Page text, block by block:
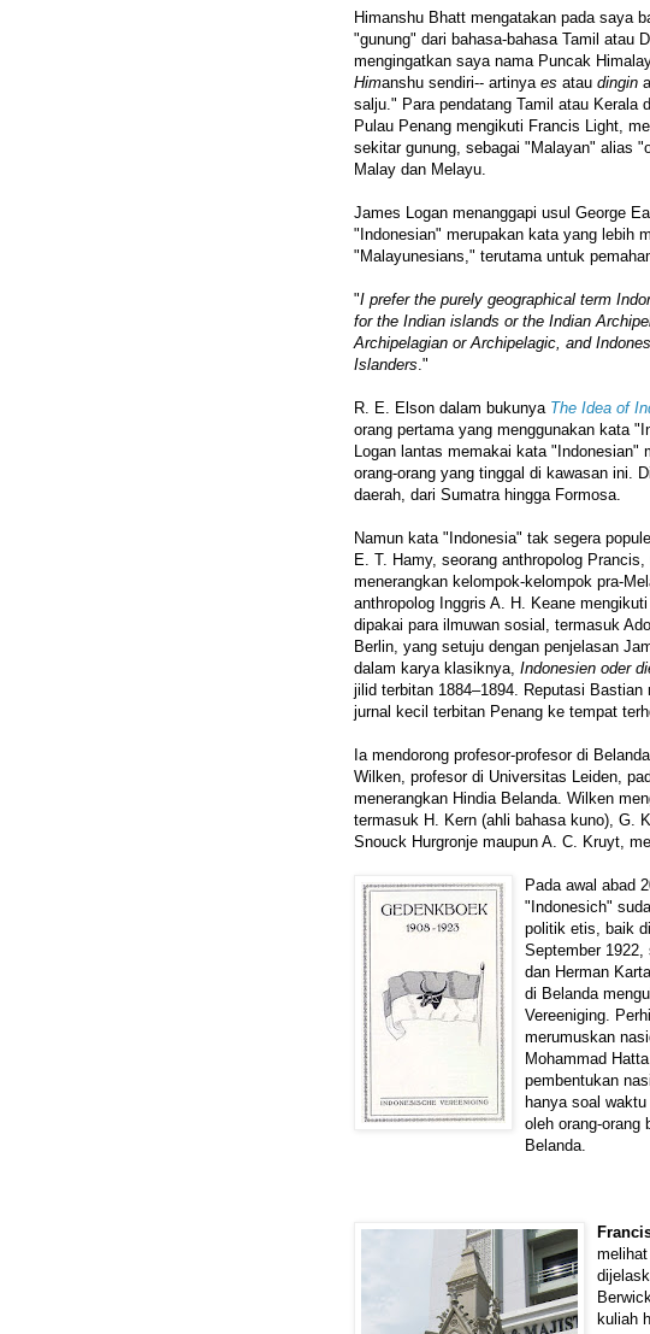
Himanshu Bhatt mengatakan pada saya
"gunung" dari bahasa-bahasa Tamil atau
mengingatkan saya nama Puncak
Himanshu sendiri-- artinya es atau dingin
salju." Para pendatang Tamil atau
Pulau Penang mengikuti Francis Light,
sekitar gunung, sebagai "Malayan" alias
Malay dan Melayu.
James Logan menanggapi usul George
"Indonesian" merupakan kata yang lebih
"Malayunesians," terutama untuk
"I prefer the purely geographical term
for the Indian islands or the Indian
Archipelagian or Archipelagic, and
Islanders."
R. E. Elson dalam bukunya The Idea of
orang pertama yang menggunakan kata
Logan lantas memakai kata "Indonesian"
orang-orang yang tinggal di kawasan ini.
daerah, dari Sumatra hingga Formosa.
Namun kata "Indonesia" tak segera
E. T. Hamy, seorang anthropolog
menerangkan kelompok-kelompok pra-
anthropolog Inggris A. H. Keane
dipakai para ilmuwan sosial, termasuk
Berlin, yang setuju dengan penjelasan
dalam karya klasiknya, Indonesien oder
jilid terbitan 1884–1894. Reputasi
jurnal kecil terbitan Penang ke tempat
Ia mendorong profesor-profesor di
Wilken, profesor di Universitas Leiden,
menerangkan Hindia Belanda. Wilken
termasuk H. Kern (ahli bahasa kuno), G.
Snouck Hurgronje maupun A. C. Kruyt,
Pada awal abad
"Indonesich"
politik etis, baik
September 1922,
dan Herman
di Belanda
Vereeniging.
merumuskan
Mohammad
pembentukan
hanya soal
oleh orang-orang
Belanda.
melihat
kuliah